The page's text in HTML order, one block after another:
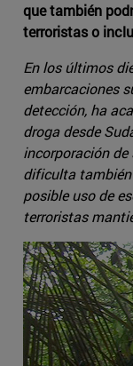
que también
terroristas o
En los últimos
embarcaciones
detección, ha
droga desde
incorporación de
dificulta
posible uso de
terroristas